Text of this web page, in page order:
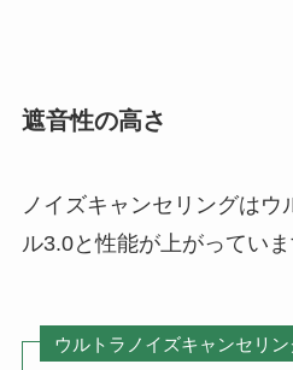
遮音性の高さ
ノイズキャンセリングはウ
ル3.0と性能が上がっていま
ウルトラノイズキャンセリン